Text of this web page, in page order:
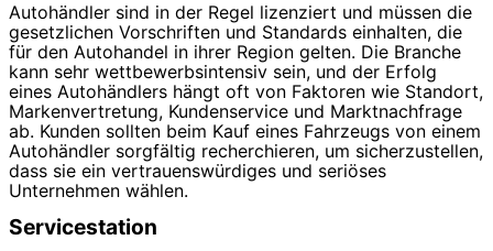
Autohändler sind in der Regel lizenziert und müssen die
gesetzlichen Vorschriften und Standards einhalten, die
für den Autohandel in ihrer Region gelten. Die Branche
kann sehr wettbewerbsintensiv sein, und der Erfolg
eines Autohändlers hängt oft von Faktoren wie Standort,
Markenvertretung, Kundenservice und Marktnachfrage
ab. Kunden sollten beim Kauf eines Fahrzeugs von einem
Autohändler sorgfältig recherchieren, um sicherzustellen,
dass sie ein vertrauenswürdiges und seriöses
Unternehmen wählen.
Servicestation